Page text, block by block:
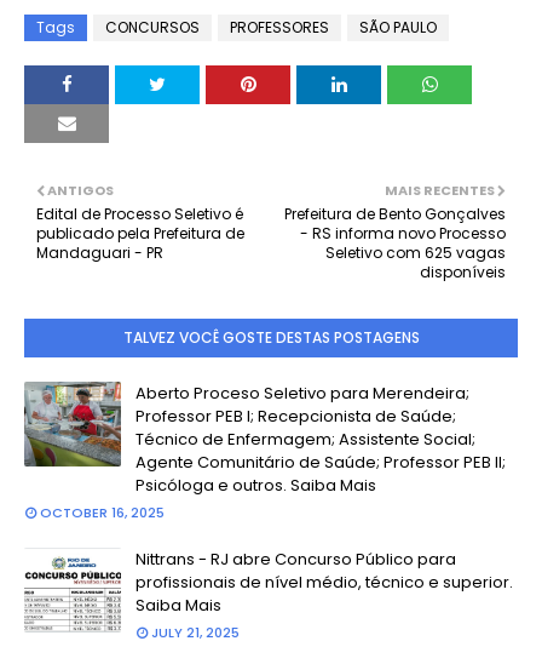
Tags CONCURSOS PROFESSORES SÃO PAULO
MAIS RECENTES
Prefeitura de Bento Gonçalves
- RS informa novo Processo
Seletivo com 625 vagas
disponíveis
ANTIGOS
Edital de Processo Seletivo é
publicado pela Prefeitura de
Mandaguari - PR
TALVEZ VOCÊ GOSTE DESTAS POSTAGENS
Aberto Proceso Seletivo para Merendeira;
Professor PEB I; Recepcionista de Saúde;
Técnico de Enfermagem; Assistente Social;
Agente Comunitário de Saúde; Professor PEB II;
Psicóloga e outros. Saiba Mais
OCTOBER 16, 2025
Nittrans - RJ abre Concurso Público para
profissionais de nível médio, técnico e superior.
Saiba Mais
JULY 21, 2025